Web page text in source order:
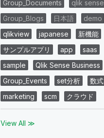
Group_Documents
qlik sense
Group_Blogs
日本語
demo
qlikview
japanese
新機能
サンプルアプリ
app
saas
sample
Qlik Sense Business
Group_Events
set分析
数式
marketing
scm クラウド
View All ≫